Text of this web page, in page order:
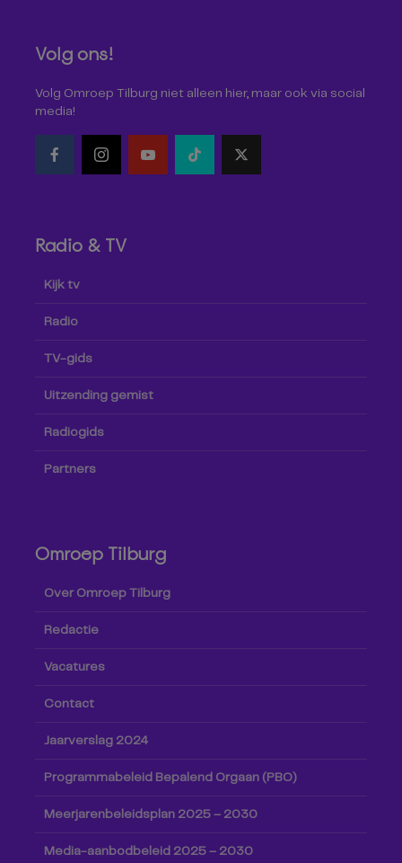
Volg ons!
Volg Omroep Tilburg niet alleen hier, maar ook via social
media!
Radio & TV
Kijk tv
Radio
TV-gids
Uitzending gemist
Radiogids
Partners
Omroep Tilburg
Over Omroep Tilburg
Redactie
Vacatures
Contact
Jaarverslag 2024
Programmabeleid Bepalend Orgaan (PBO)
Meerjarenbeleidsplan 2025 – 2030
Media-aanbodbeleid 2025 – 2030